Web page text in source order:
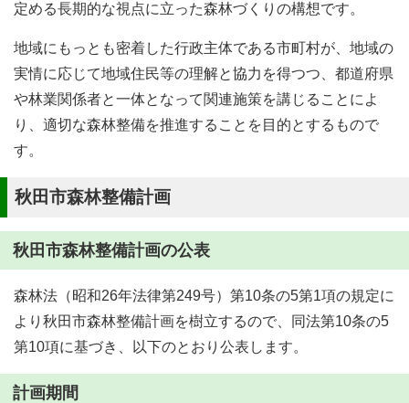
定める長期的な視点に立った森林づくりの構想です。
地域にもっとも密着した行政主体である市町村が、地域の
実情に応じて地域住民等の理解と協力を得つつ、都道府県
や林業関係者と一体となって関連施策を講じることによ
り、適切な森林整備を推進することを目的とするもので
す。
秋田市森林整備計画
秋田市森林整備計画の公表
森林法（昭和26年法律第249号）第10条の5第1項の規定に
より秋田市森林整備計画を樹立するので、同法第10条の5
第10項に基づき、以下のとおり公表します。
計画期間